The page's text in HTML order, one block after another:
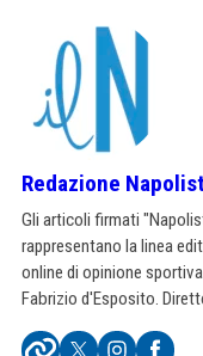
Redazione
Gli articoli firmati
rappresentano la linea
online di opinione
Fabrizio d'Esposito.